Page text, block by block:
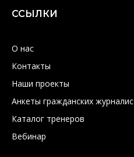
ССЫЛКИ
О нас
Контакты
Наши проекты
Анкеты гражданских
Каталог тренеров
Вебинар